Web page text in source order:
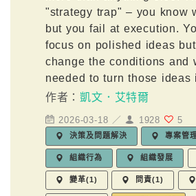
"strategy trap" – you know
but you fail at execution.
focus on polished ideas
change the conditions and
needed to turn those ideas
作者：凱文．艾特爾
2026-03-18 ／ 1928 5
決策及問題解決 專案管
組織行為 組織發展
變革(1) 問責(1)